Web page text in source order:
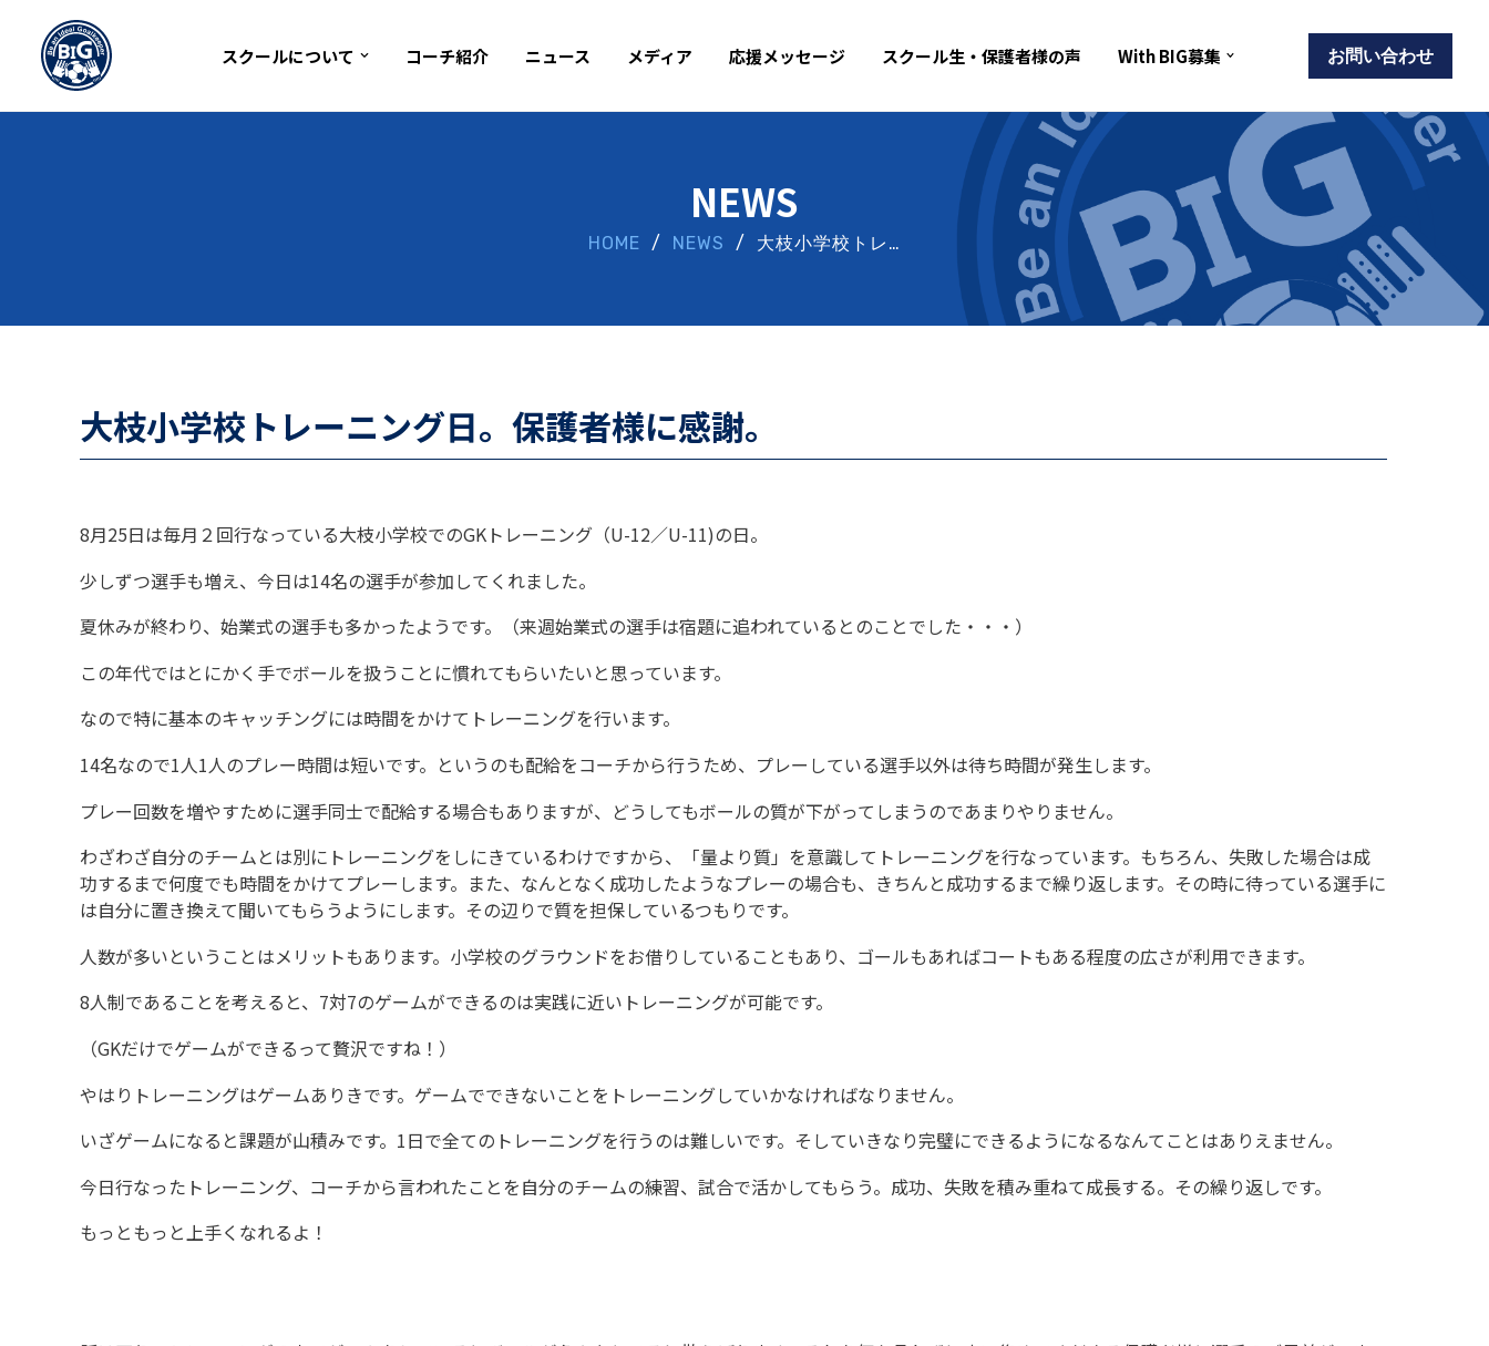
プ
スクールについて コーチ紹介 ニュース メディア 応援メッセージ スクール生・保護者様の声 With BIG募集 お問い合わせ
NEWS
HOME / NEWS / 大枝小学校トレ…
大枝小学校トレーニング日。保護者様に感謝。
8月25日は毎月２回行なっている大枝小学校でのGKトレーニング（U-12／U-11)の日。
少しずつ選手も増え、今日は14名の選手が参加してくれました。
夏休みが終わり、始業式の選手も多かったようです。（来週始業式の選手は宿題に追われているとのことでした・・・）
この年代ではとにかく手でボールを扱うことに慣れてもらいたいと思っています。
なので特に基本のキャッチングには時間をかけてトレーニングを行います。
14名なので1人1人のプレー時間は短いです。というのも配給をコーチから行うため、プレーしている選手以外は待ち時間が発生します。
プレー回数を増やすために選手同士で配給する場合もありますが、どうしてもボールの質が下がってしまうのであまりやりません。
わざわざ自分のチームとは別にトレーニングをしにきているわけですから、「量より質」を意識してトレーニングを行なっています。もちろん、失敗した場合は成
功するまで何度でも時間をかけてプレーします。また、なんとなく成功したようなプレーの場合も、きちんと成功するまで繰り返します。その時に待っている選手に
は自分に置き換えて聞いてもらうようにします。その辺りで質を担保しているつもりです。
人数が多いということはメリットもあります。小学校のグラウンドをお借りしていることもあり、ゴールもあればコートもある程度の広さが利用できます。
8人制であることを考えると、7対7のゲームができるのは実践に近いトレーニングが可能です。
（GKだけでゲームができるって贅沢ですね！）
やはりトレーニングはゲームありきです。ゲームでできないことをトレーニングしていかなければなりません。
いざゲームになると課題が山積みです。1日で全てのトレーニングを行うのは難しいです。そしていきなり完璧にできるようになるなんてことはありえません。
今日行なったトレーニング、コーチから言われたことを自分のチームの練習、試合で活かしてもらう。成功、失敗を積み重ねて成長する。その繰り返しです。
もっともっと上手くなれるよ！